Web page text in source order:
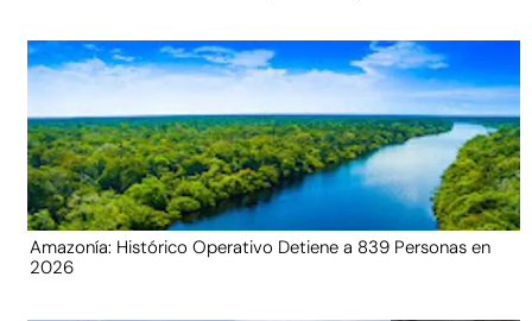
Amazonía: Histórico Operativo Detiene a 839 Personas en
2026